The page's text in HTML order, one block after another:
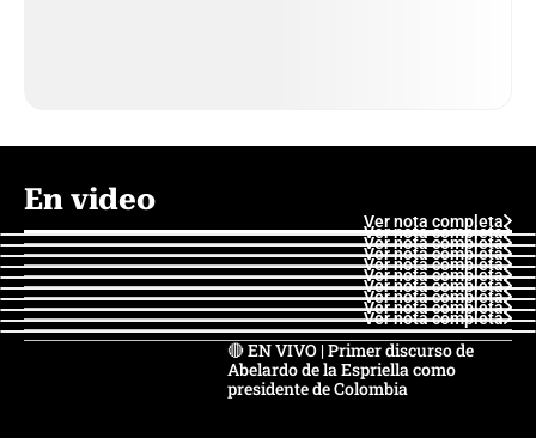
En video
Ver nota completa
Ver nota completa
Ver nota completa
Ver nota completa
Ver nota completa
Ver nota completa
Ver nota completa
Ver nota completa
Ver nota completa
Ver nota completa
🔴 EN VIVO | Primer discurso de
Abelardo de la Espriella como
presidente de Colombia